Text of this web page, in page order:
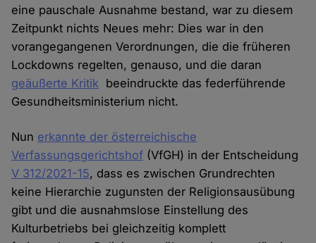
eine pauschale Ausnahme bestand, war zu diesem
Zeitpunkt nichts Neues mehr: Dies war in den
vorangegangenen Verordnungen, die die früheren
Lockdowns regelten, genauso, und die daran
geäußerte Kritik beeindruckte das federführende
Gesundheitsministerium nicht.
Nun erkannte der österreichische
Verfassungsgerichtshof (VfGH) in der Entscheidung
V 312/2021-15, dass es zwischen Grundrechten
keine Hierarchie zugunsten der Religionsausübung
gibt und die ausnahmslose Einstellung des
Kulturbetriebs bei gleichzeitig komplett